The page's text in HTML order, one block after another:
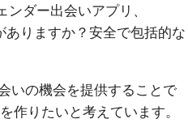
ダー出会いアプリ、
りますか？安全で包括的な
いの機会を提供することで
作りたいと考えています。